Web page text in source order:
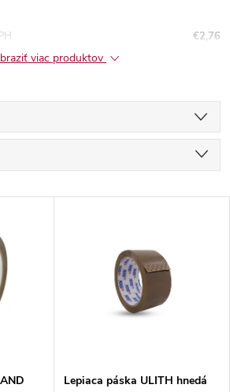
€2,76
viac produktov
Lepiaca páska ULITH hnedá